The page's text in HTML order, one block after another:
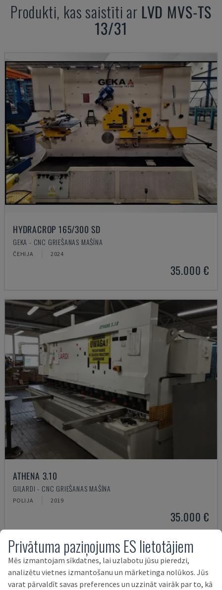
Produkti, kas saistīti ar LVD MVS-TS
13/31
HYDRACROP 165/300 SD
GEKA - CNC GRIEŠANAS MAŠĪNA
ČEHIJA 2024
35.000 €
ATHENA 3.10
GILARDI - CNC GRIEŠANAS MAŠĪNA
POLIJA 2019
35.000 €
Privātuma paziņojums ES lietotājiem
Mēs izmantojam sīkdatnes, lai uzlabotu jūsu pieredzi,
analizētu vietnes izmantošanu un mārketinga nolūkos. Jūs
varat pārvaldīt savas preferences un uzzināt vairāk par to, kā